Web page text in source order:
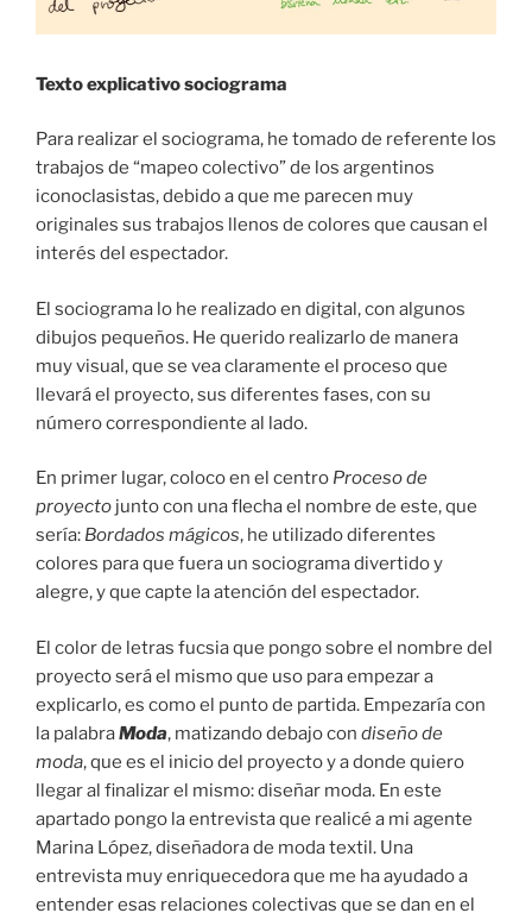
Texto explicativo sociograma
Para realizar el sociograma, he tomado de referente los
trabajos de “mapeo colectivo” de los argentinos
iconoclasistas, debido a que me parecen muy
originales sus trabajos llenos de colores que causan el
interés del espectador.
El sociograma lo he realizado en digital, con algunos
dibujos pequeños. He querido realizarlo de manera
muy visual, que se vea claramente el proceso que
llevará el proyecto, sus diferentes fases, con su
número correspondiente al lado.
En primer lugar, coloco en el centro Proceso de
proyecto junto con una flecha el nombre de este, que
sería: Bordados mágicos, he utilizado diferentes
colores para que fuera un sociograma divertido y
alegre, y que capte la atención del espectador.
El color de letras fucsia que pongo sobre el nombre del
proyecto será el mismo que uso para empezar a
explicarlo, es como el punto de partida. Empezaría con
la palabraModa, matizando debajo con diseño de
moda, que es el inicio del proyecto y a donde quiero
llegar al finalizar el mismo: diseñar moda. En este
apartado pongo la entrevista que realicé a mi agente
Marina López, diseñadora de moda textil. Una
entrevista muy enriquecedora que me ha ayudado a
entender esas relaciones colectivas que se dan en el